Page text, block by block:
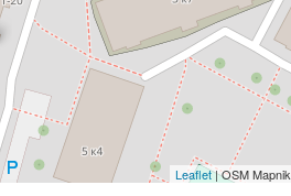
Leaflet| OSM Mapnik